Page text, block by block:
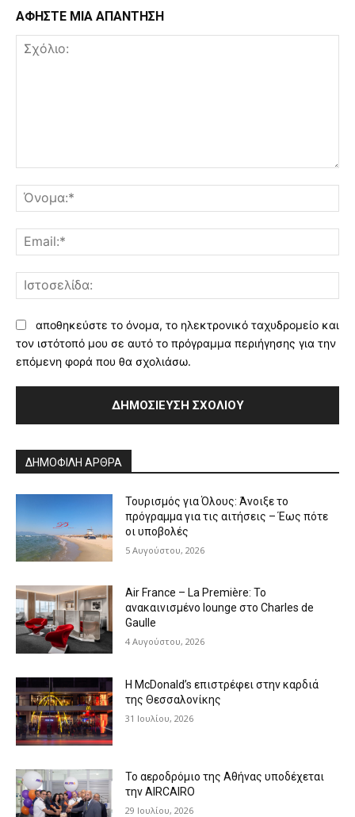
ΑΦΗΣΤΕ ΜΙΑ ΑΠΑΝΤΗΣΗ
αποθηκεύστε το όνομα, το ηλεκτρονικό ταχυδρομείο και
τον ιστότοπό μου σε αυτό το πρόγραμμα περιήγησης για την
επόμενη φορά που θα σχολιάσω.
ΔΗΜΟΦΙΛΗ ΑΡΘΡΑ
Τουρισμός για Όλους: Άνοιξε το
πρόγραμμα για τις αιτήσεις – Έως πότε
οι υποβολές
5 Αυγούστου, 2026
Air France – La Première: Το
ανακαινισμένο lounge στο Charles de
Gaulle
4 Αυγούστου, 2026
Η McDonald’s επιστρέφει στην καρδιά
της Θεσσαλονίκης
31 Ιουλίου, 2026
Το αεροδρόμιο της Αθήνας υποδέχεται
την AIRCAIRO
29 Ιουλίου, 2026